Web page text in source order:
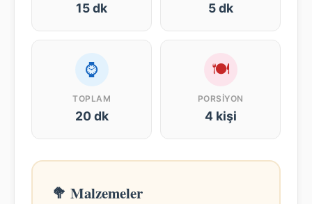
15 dk 5 dk
⌚
TOPLAM
20 dk
🍽
PORSIYON
4 kişi
🥦 Malzemeler